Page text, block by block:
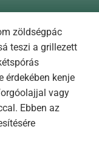
zöldségpác
teszi a grillezett
érdekében kenje
vagy
Ebben az